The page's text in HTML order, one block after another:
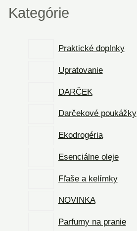
Kategórie
Praktické doplnky
Upratovanie
DARČEK
Darčekové poukážky
Ekodrogéria
Esenciálne oleje
Fľaše a kelímky
NOVINKA
Parfumy na pranie